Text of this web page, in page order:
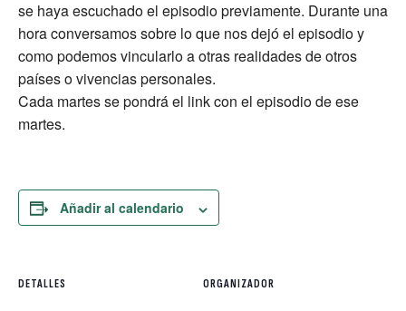
se haya escuchado el episodio previamente. Durante una
hora conversamos sobre lo que nos dejó el episodio y
como podemos vincularlo a otras realidades de otros
países o vivencias personales.
Cada martes se pondrá el link con el episodio de ese
martes.
Añadir al calendario
DETALLES ORGANIZADOR